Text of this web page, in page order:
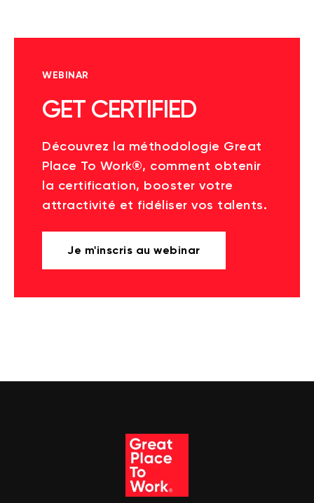
WEBINAR
GET CERTIFIED
Découvrez la méthodologie Great
Place To Work®, comment obtenir
la certification, booster votre
attractivité et fidéliser vos talents.
Je m'inscris au webinar